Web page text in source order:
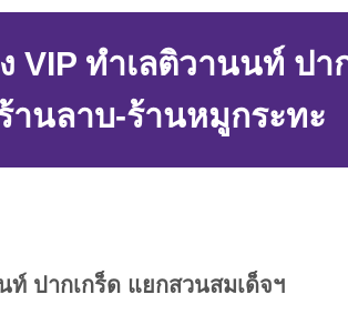
VIP ทำเลติวานนท์ ปา
านลาบ-ร้านหมูกระทะ
ท์ ปากเกร็ด แยกสวนสมเด็จฯ